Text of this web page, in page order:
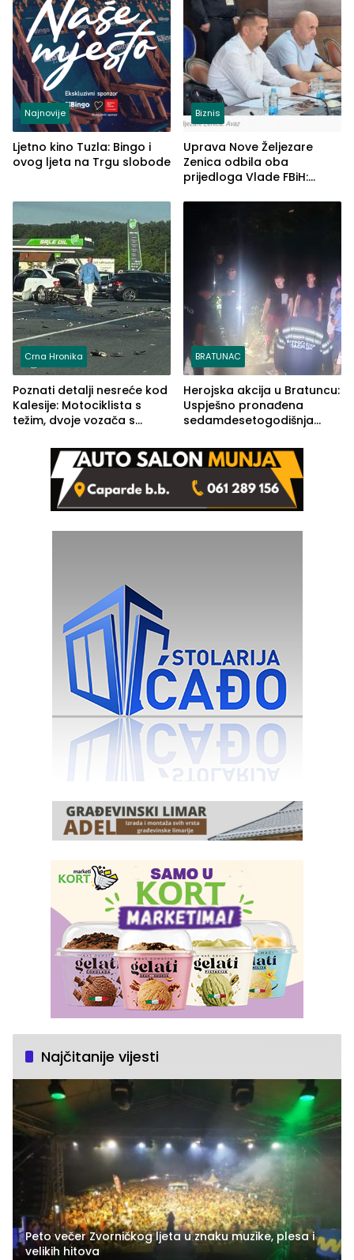
Najnovije
Ljetno kino Tuzla: Bingo i
ovog ljeta na Trgu slobode
Biznis
Uprava Nove Željezare
Zenica odbila oba
prijedloga Vlade FBiH:
rješenje
Crna Hronika
Poznati detalji nesreće kod
Kalesije: Motociklista s
težim, dvoje vozača s
BRATUNAC
Herojska akcija u Bratuncu:
Uspješno pronađena
sedamdesetogodišnja
Kravice.
Najčitanije vijesti
Peto večer Zvorničkog ljeta u znaku muzike, plesa i
velikih hitova